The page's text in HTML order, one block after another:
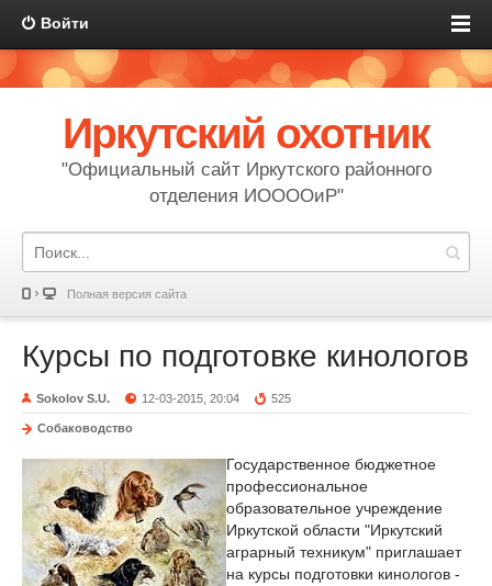
Войти
Иркутский охотник
"Официальный сайт Иркутского районного
отделения ИООООиР"
Полная версия сайта
Курсы по подготовке кинологов
Sokolov S.U. 12-03-2015, 20:04 525
Собаководство
Государственное бюджетное
профессиональное
образовательное учреждение
Иркутской области "Иркутский
аграрный техникум" приглашает
на курсы подготовки кинологов -